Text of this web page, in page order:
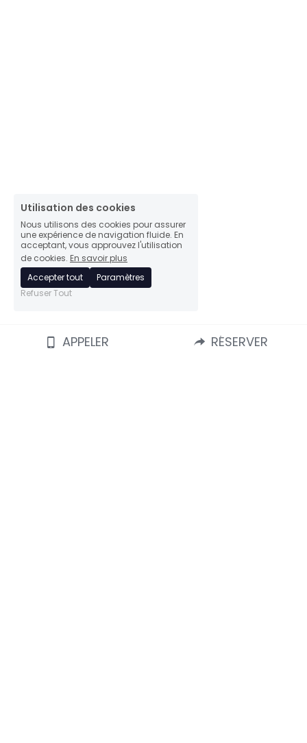
APPELER RÉSERVER
Utilisation des cookies
Nous utilisons des cookies pour assurer
une expérience de navigation fluide. En
acceptant, vous approuvez l'utilisation
de cookies. En savoir plus
Accepter tout
Paramètres
Refuser Tout